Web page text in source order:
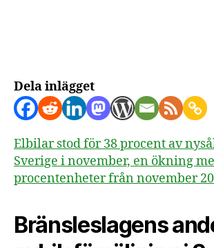
Dela inlägget
Elbilar stod för 38 procent av
Sverige i november, en ökning
procentenheter från november
Bränsleslagens